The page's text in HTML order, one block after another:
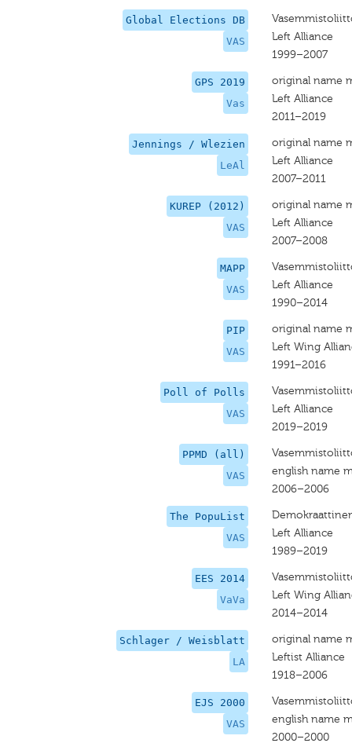
Global Elections DB
VAS
Left Alliance
1999–2007
GPS 2019
Vas
original name
Left Alliance
2011–2019
Jennings / Wlezien
LeAl
original name
Left Alliance
2007–2011
KUREP (2012)
VAS
original name
Left Alliance
2007–2008
MAPP
VAS
Left Alliance
1990–2014
PIP
VAS
original name
Left Wing
1991–2016
Poll of Polls
VAS
Left Alliance
2019–2019
PPMD (all)
VAS
english name
2006–2006
The PopuList
VAS
Left Alliance
1989–2019
EES 2014
VaVa
Left Wing
2014–2014
Schlager / Weisblatt
LA
original name
Leftist Alliance
1918–2006
EJS 2000
VAS
english name
2000–2000